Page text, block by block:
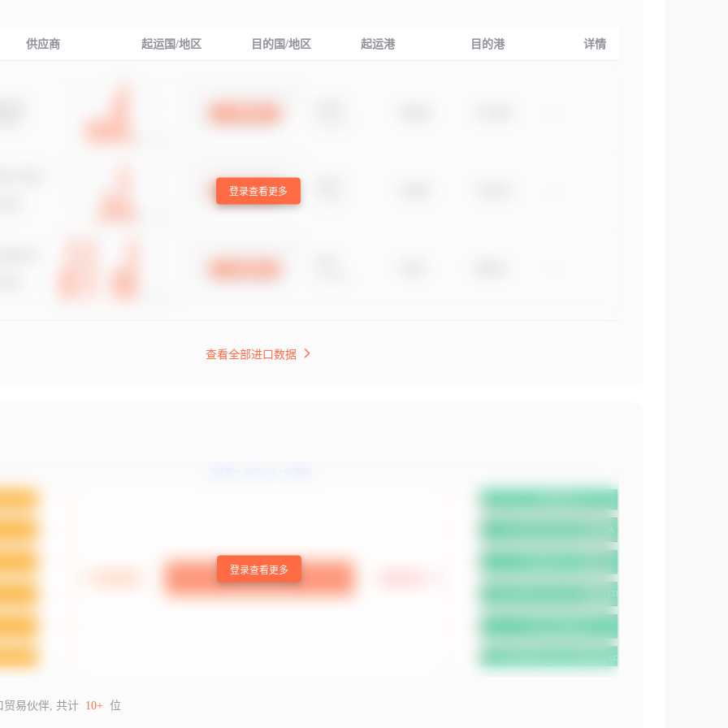
供应商 起运国/地区 目的国/地区 起运港 目的港 详情
登录查看更多
查看全部进口数据
登录查看更多
贸易伙伴, 共计 10+ 位